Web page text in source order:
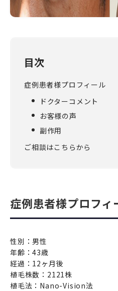
目次
症例患者様プロフィール
ドクターコメント
お客様の声
副作用
ご相談はこちらから
症例患者様プロフィ
性別：男性
年齢：43歳
経過：12ヶ月後
植毛株数：2121株
植毛法：Nano-Vision法